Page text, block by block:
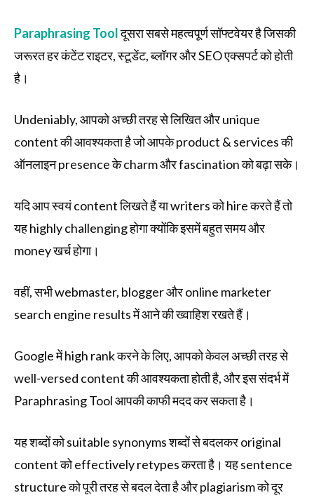
Paraphrasing Toolदूसरा सबसे महत्वपूर्ण सॉफ्टवेयर है जिसकी
जरूरत हर कंटेंट राइटर, स्टूडेंट, ब्लॉगर और SEO एक्सपर्ट को होती
है।
Undeniably, आपको अच्छी तरह से लिखित और unique
content की आवश्यकता है जो आपके product & services की
ऑनलाइन presence के charm और fascination को बढ़ा सके।
यदि आप स्वयं content लिखते हैं या writers को hire करते हैं तो
यह highly challenging होगा क्योंकि इसमें बहुत समय और
money खर्च होगा।
वहीं, सभी webmaster, blogger और online marketer
search engine results में आने की ख्वाहिश रखते हैं।
Google में high rank करने के लिए, आपको केवल अच्छी तरह से
well-versed content की आवश्यकता होती है, और इस संदर्भ में
Paraphrasing Tool आपकी काफी मदद कर सकता है।
यह शब्दों को suitable synonyms शब्दों से बदलकर original
content को effectively retypes करता है। यह sentence
structure को पूरी तरह से बदल देता है और plagiarism को दूर